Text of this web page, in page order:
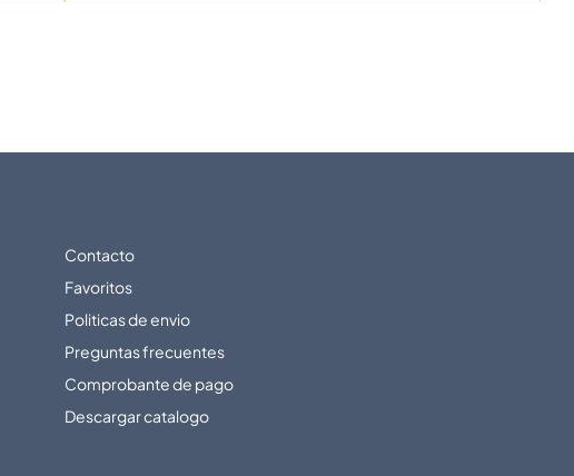
Contacto
Favoritos
Politicas de envio
Preguntas frecuentes
Comprobante de pago
Descargar catalogo